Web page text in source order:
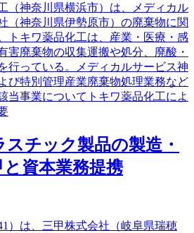
（神奈川県横浜市）は、メディカル
（神奈川県伊勢原市）の廃棄物に関
トキワ薬品化工は、産業・医療・感
害廃棄物の収集運搬や処分、廃酸・
行っている。メディカルサービス神
び特別管理産業廃棄物処理業務など
当事業についてトキワ薬品化工によ
チック製品の製造・
資本業務提携
）は、三甲株式会社（岐阜県瑞穂